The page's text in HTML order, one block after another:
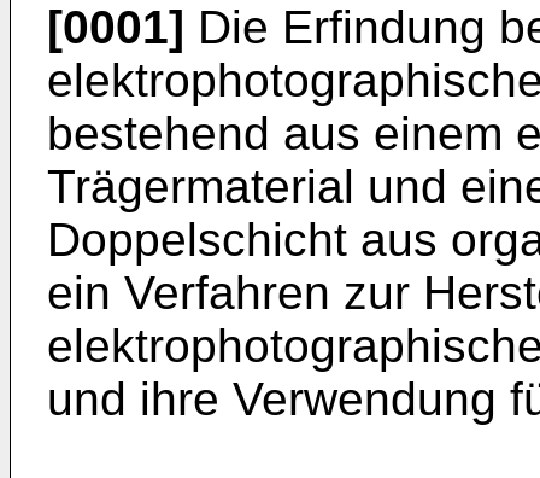
[0001] Die Erfindung
bestehend aus einem
Trägermaterial und
Doppelschicht aus
ein Verfahren zur
und ihre Verwendung